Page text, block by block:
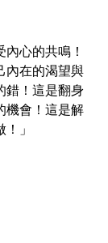
心的共鳴！
內在的渴望與
錯！這是翻身
機會！這是解
」